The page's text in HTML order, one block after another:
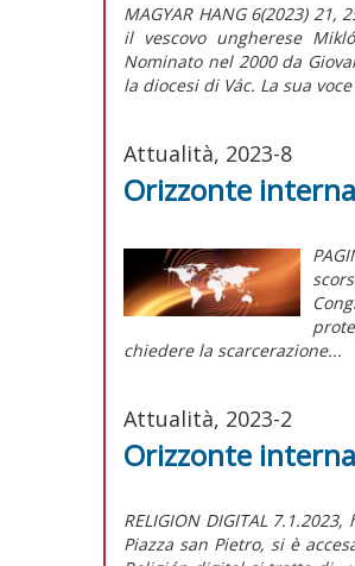
MAGYAR HANG 6(2023)
il vescovo ungherese
Nominato nel 2000 da
la diocesi di Vác. La sua
Attualità, 2023-8
Orizzonte
chiedere la scarcerazione...
Attualità, 2023-2
Orizzonte
RELIGION DIGITAL
Piazza san Pietro, si è